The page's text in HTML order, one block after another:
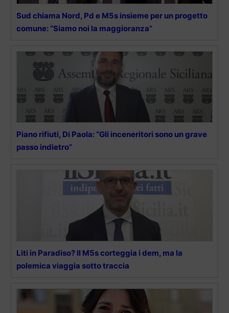
Sud chiama Nord, Pd e M5s insieme per un progetto
comune: “Siamo noi la maggioranza”
Piano rifiuti, Di Paola: “Gli inceneritori sono un grave
passo indietro”
Liti in Paradiso? Il M5s corteggia i dem, ma la
polemica viaggia sotto traccia